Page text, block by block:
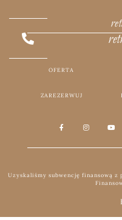
OFERTA
ZAREZERWUJ
Uzyskaliśmy subwencję finansową z